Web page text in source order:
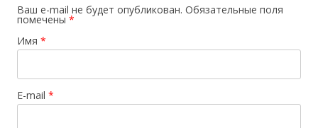
Ваш e-mail не будет опубликован. Обязательные поля
помечены *
Имя *
E-mail *